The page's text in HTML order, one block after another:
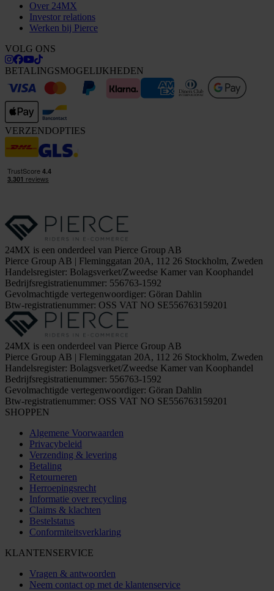
Over 24MX
Investor relations
Werken bij Pierce
VOLG ONS
BETALINGSMOGELIJKHEDEN
VERZENDOPTIES
24MX is een onderdeel van Pierce Group AB
Pierce Group AB | Fleminggatan 20A, 112 26 Stockholm, Zweden
Handelsregister: Bolagsverket/Zweedse Kamer van Koophandel
Bedrijfsregistratienummer: 556763-1592
Gevolmachtigde vertegenwoordiger: Göran Dahlin
Btw-registratienummer: OSS VAT NO SE556763159201
24MX is een onderdeel van Pierce Group AB
Pierce Group AB | Fleminggatan 20A, 112 26 Stockholm, Zweden
Handelsregister: Bolagsverket/Zweedse Kamer van Koophandel
Bedrijfsregistratienummer: 556763-1592
Gevolmachtigde vertegenwoordiger: Göran Dahlin
Btw-registratienummer: OSS VAT NO SE556763159201
SHOPPEN
Algemene Voorwaarden
Privacybeleid
Verzending & levering
Betaling
Retourneren
Herroepingsrecht
Informatie over recycling
Claims & klachten
Bestelstatus
Conformiteitsverklaring
KLANTENSERVICE
Vragen & antwoorden
Neem contact op met de klantenservice